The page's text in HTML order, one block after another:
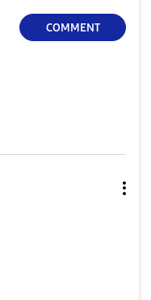
COMMENT